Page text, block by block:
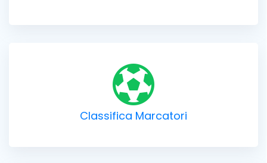
Classifica Marcatori